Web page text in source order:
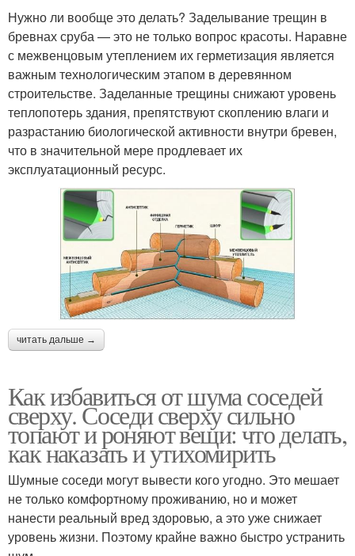
Нужно ли вообще это делать? Заделывание трещин в
бревнах сруба — это не только вопрос красоты. Наравне
с межвенцовым утеплением их герметизация является
важным технологическим этапом в деревянном
строительстве. Заделанные трещины снижают уровень
теплопотерь здания, препятствуют скоплению влаги и
разрастанию биологической активности внутри бревен,
что в значительной мере продлевает их
эксплуатационный ресурс.
читать дальше →
Как избавиться от шума соседей
сверху. Соседи сверху сильно
топают и роняют вещи: что делать,
как наказать и утихомирить
Шумные соседи могут вывести кого угодно. Это мешает
не только комфортному проживанию, но и может
нанести реальный вред здоровью, а это уже снижает
уровень жизни. Поэтому крайне важно быстро устранить